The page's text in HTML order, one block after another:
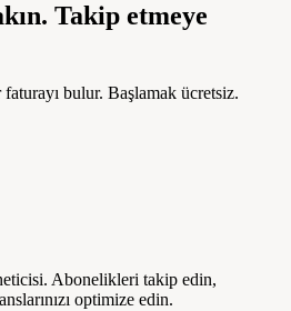
Takip etmeye
bulur. Başlamak ücretsiz.
Abonelikleri takip edin,
optimize edin.